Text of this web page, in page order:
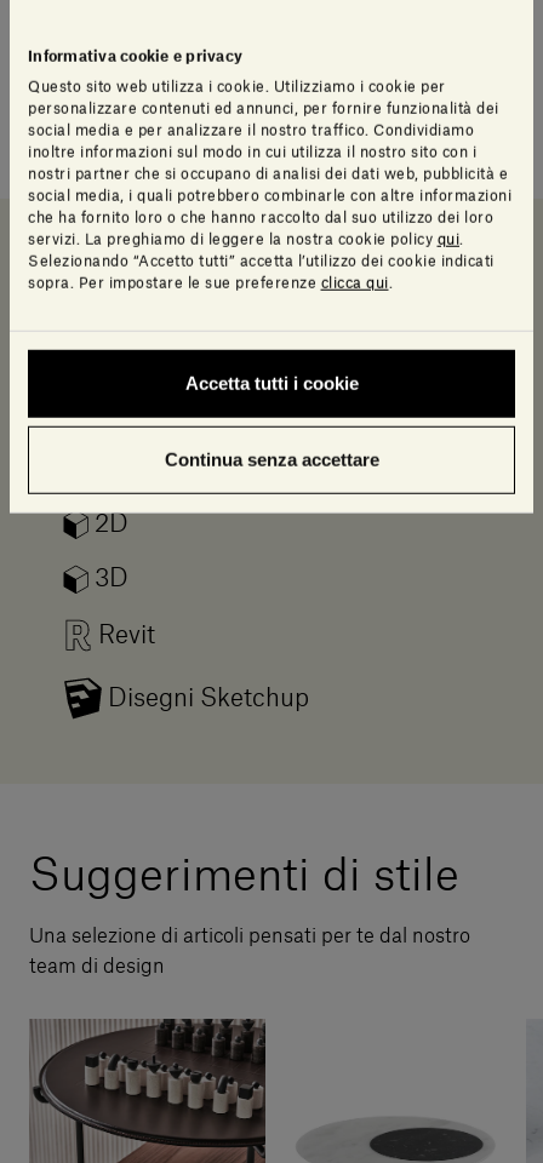
Informativa cookie e privacy
Questo sito web utilizza i cookie. Utilizziamo i cookie per
personalizzare contenuti ed annunci, per fornire funzionalità dei
social media e per analizzare il nostro traffico. Condividiamo
inoltre informazioni sul modo in cui utilizza il nostro sito con i
nostri partner che si occupano di analisi dei dati web, pubblicità e
social media, i quali potrebbero combinarle con altre informazioni
che ha fornito loro o che hanno raccolto dal suo utilizzo dei loro
servizi. La preghiamo di leggere la nostra cookie policy qui
Selezionando “Accetto tutti” accetta l’utilizzo dei cookie indicati
sopra. Per impostare le sue preferenze clicca qui
Accetta tutti i cookie
Continua senza accettare
Chaise longue curl
L'ingegneria sposa la bellezza
Downloads Scheda e catalogo Info prodotto
Downloads
Log in to access a range of useful resources
designed to help your planning.
2D
3D
Revit
Disegni Sketchup
Suggerimenti di stile
Una selezione di articoli pensati per te dal nostro
team di design